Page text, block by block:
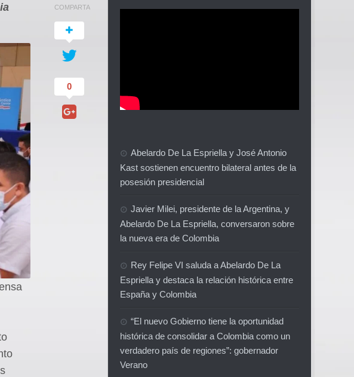
COMPARTA
0
Abelardo De La Espriella y José Antonio
Kast sostienen encuentro bilateral antes de la
posesión presidencial
Javier Milei, presidente de la Argentina, y
Abelardo De La Espriella, conversaron sobre
la nueva era de Colombia
Rey Felipe VI saluda a Abelardo De La
Espriella y destaca la relación histórica entre
España y Colombia
“El nuevo Gobierno tiene la oportunidad
histórica de consolidar a Colombia como un
verdadero país de regiones”: gobernador
Verano